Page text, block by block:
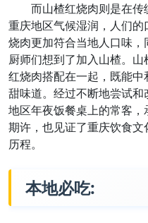
而山楂红烧肉则是在传
重庆地区气候湿润，人们
烧肉更加符合当地人口味，
厨师们想到了加入山楂。
红烧肉搭配在一起，既能
甜味道。经过不断地尝试
地区年夜饭餐桌上的常客
期许，也见证了重庆饮食
历程。
本地必吃: